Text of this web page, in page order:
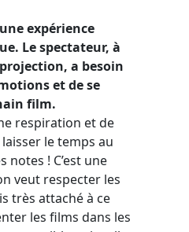
expérience
Le spectateur, à
a besoin
et de se
film.
respiration et de
le temps au
notes ! C’est une
veut respecter les
très attaché à ce
les films dans les